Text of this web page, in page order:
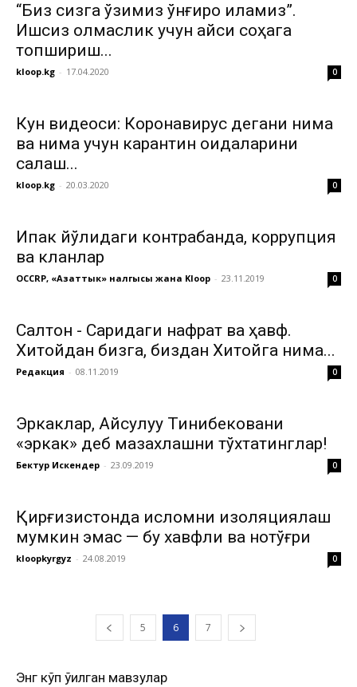
“Биз сизга ўзимиз қўнғироқ қиламиз”.
Ишсиз қолмаслик учун қайси соҳага
топшириш...
kloop.kg - 17.04.2020 0
Кун видеоси: Коронавирус дегани нима
ва нима учун карантин қоидаларини
сақлаш...
kloop.kg - 20.03.2020 0
Ипак йўлидаги контрабанда, коррупция
ва кланлар
OCCRP, «Азаттык» үналгысы жана Kloop - 23.11.2019 0
Салтон - Саридаги нафрат ва ҳавф.
Хитойдан бизга, биздан Хитойга нима...
Редакция - 08.11.2019 0
Эркаклар, Айсулуу Тинибековани
«эркак» деб мазахлашни тўхтатинглар!
Бектур Искендер - 23.09.2019 0
Қирғизистонда исломни изоляциялаш
мумкин эмас — бу хавфли ва нотўғри
kloopkyrgyz - 24.08.2019 0
5 6 7
Энг кўп ўқилган мавзулар